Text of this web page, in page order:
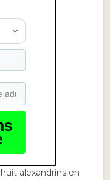
alexandrins en